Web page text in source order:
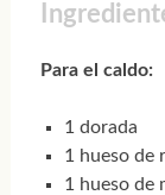
Para el caldo:
1 dorada
1 hueso de
1 hueso de